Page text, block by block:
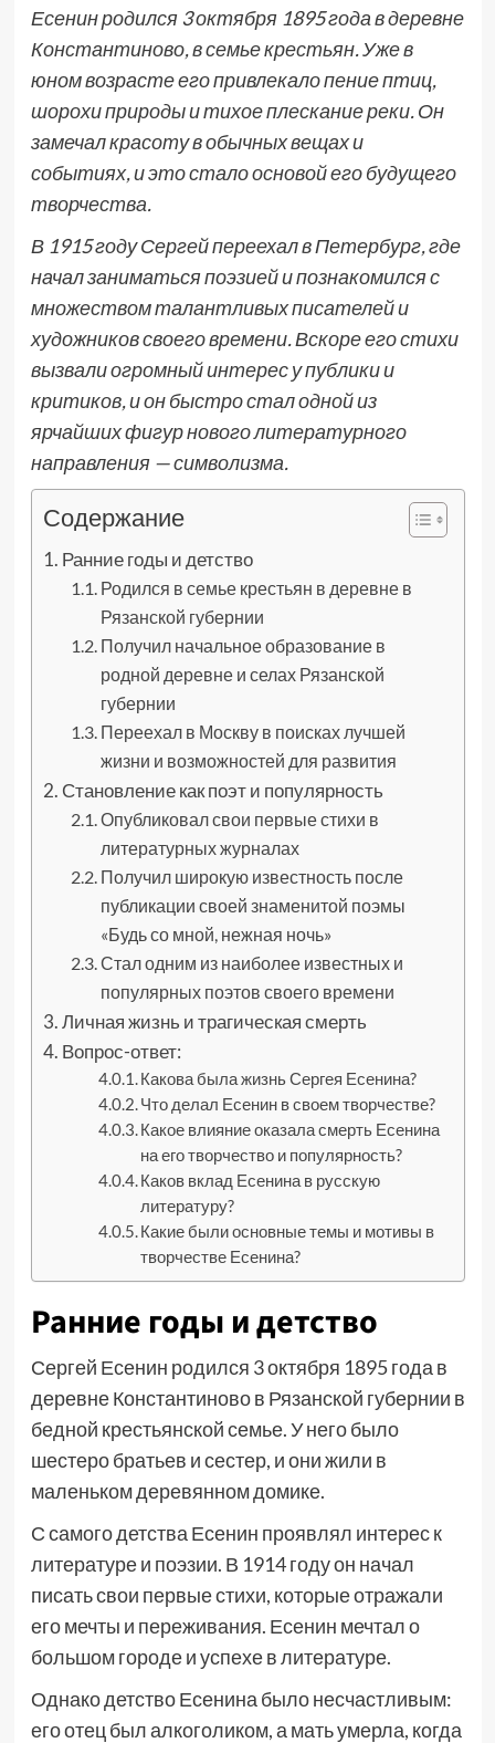
Есенин родился 3 октября 1895 года в деревне
Константиново, в семье крестьян. Уже в
юном возрасте его привлекало пение птиц,
шорохи природы и тихое плескание реки. Он
замечал красоту в обычных вещах и
событиях, и это стало основой его будущего
творчества.
В 1915 году Сергей переехал в Петербург, где
начал заниматься поэзией и познакомился с
множеством талантливых писателей и
художников своего времени. Вскоре его стихи
вызвали огромный интерес у публики и
критиков, и он быстро стал одной из
ярчайших фигур нового литературного
направления — символизма.
Содержание
Ранние годы и детство
Родился в семье крестьян в деревне в
Рязанской губернии
Получил начальное образование в
родной деревне и селах Рязанской
губернии
Переехал в Москву в поисках лучшей
жизни и возможностей для развития
Становление как поэт и популярность
Опубликовал свои первые стихи в
литературных журналах
Получил широкую известность после
публикации своей знаменитой поэмы
«Будь со мной, нежная ночь»
Стал одним из наиболее известных и
популярных поэтов своего времени
Личная жизнь и трагическая смерть
Вопрос-ответ:
Какова была жизнь Сергея Есенина?
Что делал Есенин в своем творчестве?
Какое влияние оказала смерть Есенина
на его творчество и популярность?
Каков вклад Есенина в русскую
литературу?
Какие были основные темы и мотивы в
творчестве Есенина?
Ранние годы и детство
Сергей Есенин родился 3 октября 1895 года в
деревне Константиново в Рязанской губернии в
бедной крестьянской семье. У него было
шестеро братьев и сестер, и они жили в
маленьком деревянном домике.
С самого детства Есенин проявлял интерес к
литературе и поэзии. В 1914 году он начал
писать свои первые стихи, которые отражали
его мечты и переживания. Есенин мечтал о
большом городе и успехе в литературе.
Однако детство Есенина было несчастливым:
его отец был алкоголиком, а мать умерла, когда